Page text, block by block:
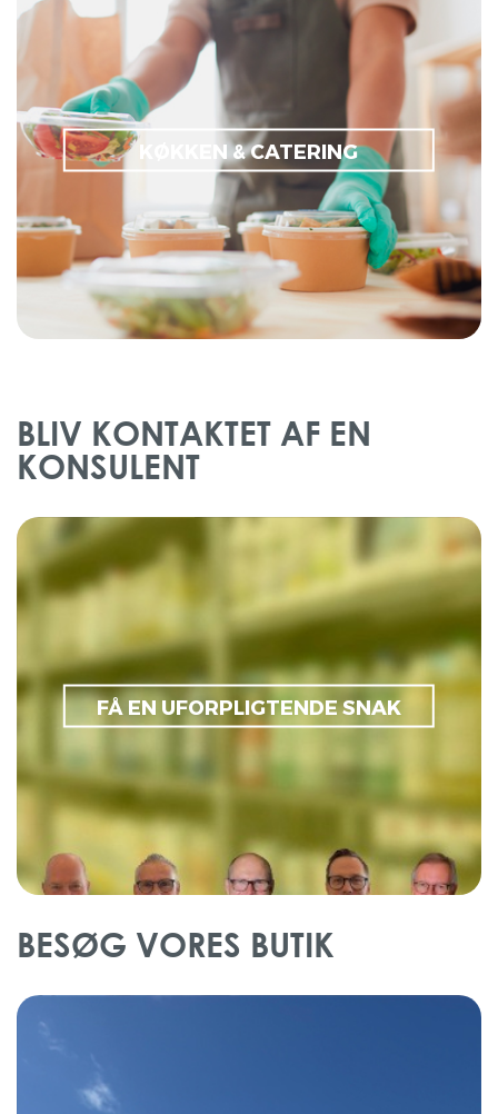
KØKKEN & CATERING
Engangsservice
Flergangsservice
Foliebakker
Fødevareposer
Fødevareemballage
Take away emballage
Bager- & indpakningsartikler
Borddækning
BLIV KONTAKTET AF EN
KONSULENT
FÅ EN UFORPLIGTENDE SNAK
Se vores konsulenter
BESØG VORES BUTIK